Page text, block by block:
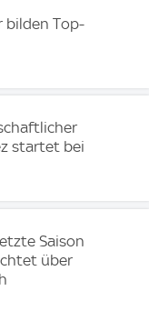
bilden Top-
startet bei
Saison
über